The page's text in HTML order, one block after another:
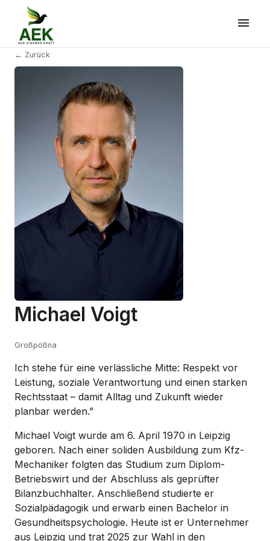
← Zurück
Michael Voigt
Großpößna
Ich stehe für eine verlässliche Mitte: Respekt vor
Leistung, soziale Verantwortung und einen starken
Rechtsstaat – damit Alltag und Zukunft wieder
planbar werden.”
Michael Voigt wurde am 6. April 1970 in Leipzig
geboren. Nach einer soliden Ausbildung zum Kfz-
Mechaniker folgten das Studium zum Diplom-
Betriebswirt und der Abschluss als geprüfter
Bilanzbuchhalter. Anschließend studierte er
Sozialpädagogik und erwarb einen Bachelor in
Gesundheitspsychologie. Heute ist er Unternehmer
aus Leipzig und trat 2025 zur Wahl in den